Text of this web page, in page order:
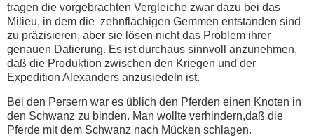
tragen die vorgebrachten Vergleiche zwar dazu bei das
Milieu, in dem die zehnflächigen Gemmen entstanden sind
zu präzisieren, aber sie lösen nicht das Problem ihrer
genauen Datierung. Es ist durchaus sinnvoll anzunehmen,
daß die Produktion zwischen den Kriegen und der
Expedition Alexanders anzusiedeln ist.
Bei den Persern war es üblich den Pferden einen Knoten in
den Schwanz zu binden. Man wollte verhindern,daß die
Pferde mit dem Schwanz nach Mücken schlagen.